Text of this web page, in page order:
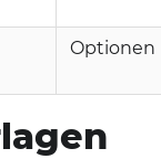
Optionen